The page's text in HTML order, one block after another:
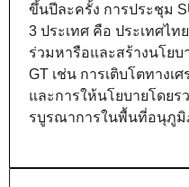
ขึ้นปีละครั้ง การประชุม
3 ประเทศ คือ ประเทศไท
ร่วมหารือและสร้างนโย
GT เช่น การเติบโตทาง
และการให้นโยบายโดย
รบูรณาการในพื้นที่อนุภูมิ